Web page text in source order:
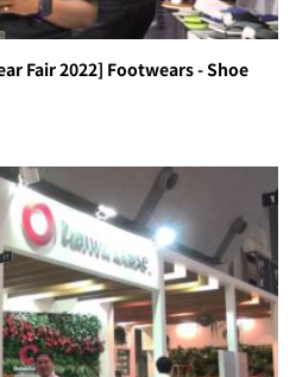
Fair 2022] Footwears - Shoe